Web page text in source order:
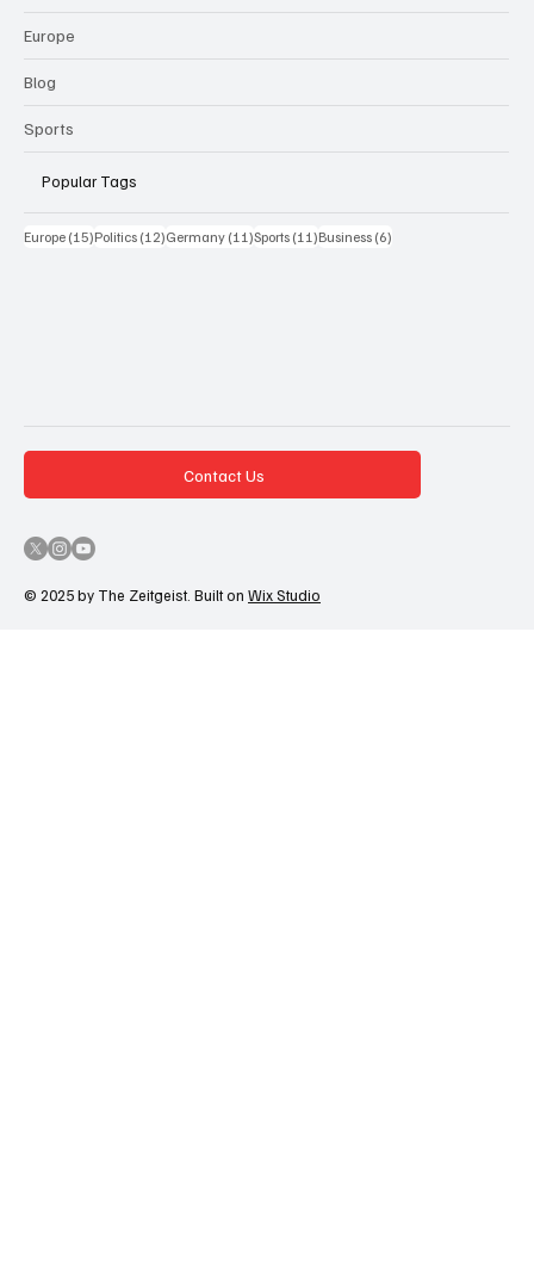
Europe
Blog
Sports
Popular Tags
Europe (15)15 Beiträge
Politics (12)12 Beiträge
Germany (11)11 Beiträge
Sports (11)11 Beiträge
Business (6)
© 2025 by The Zeitgeist. Built on Wix Studio
Contact Us